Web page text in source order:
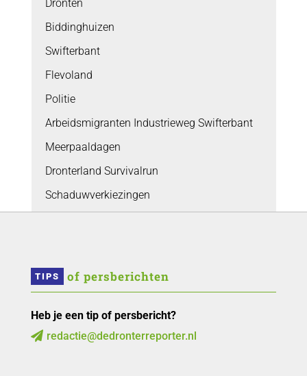
Dronten
Biddinghuizen
Swifterbant
Flevoland
Politie
Arbeidsmigranten Industrieweg Swifterbant
Meerpaaldagen
Dronterland Survivalrun
Schaduwverkiezingen
TIPS of persberichten
Heb je een tip of persbericht?
 redactie@dedronterreporter.nl